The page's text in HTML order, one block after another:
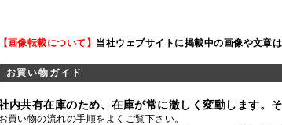
【画像転載について】 当社ウェブサイトに掲載中の画像や文章
お買い物ガイド
内共有在庫のため、在庫が常に激しく変動します。
お買い物の流れの手順をよくご覧下さい。